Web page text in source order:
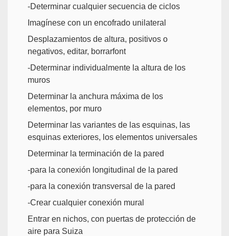
-Determinar cualquier secuencia de ciclos
Imagínese con un encofrado unilateral
Desplazamientos de altura, positivos o
negativos, editar, borrarfont
-Determinar individualmente la altura de los
muros
Determinar la anchura máxima de los
elementos, por muro
Determinar las variantes de las esquinas, las
esquinas exteriores, los elementos universales
Determinar la terminación de la pared
-para la conexión longitudinal de la pared
-para la conexión transversal de la pared
-Crear cualquier conexión mural
Entrar en nichos, con puertas de protección de
aire para Suiza